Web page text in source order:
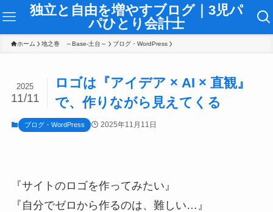
独立と自由を増やすブログ｜3児パ
パひとり会計士
ホーム 地之巻 ～Base-土台～ ブログ・WordPress
ロゴは『アイデア × AI × 直観』
で、作りながら見えてくる
2025
11/11
ブログ・WordPress 2025年11月11日
『サイトのロゴを作ってみたい』
『自分でゼロから作るのは、難しい…』